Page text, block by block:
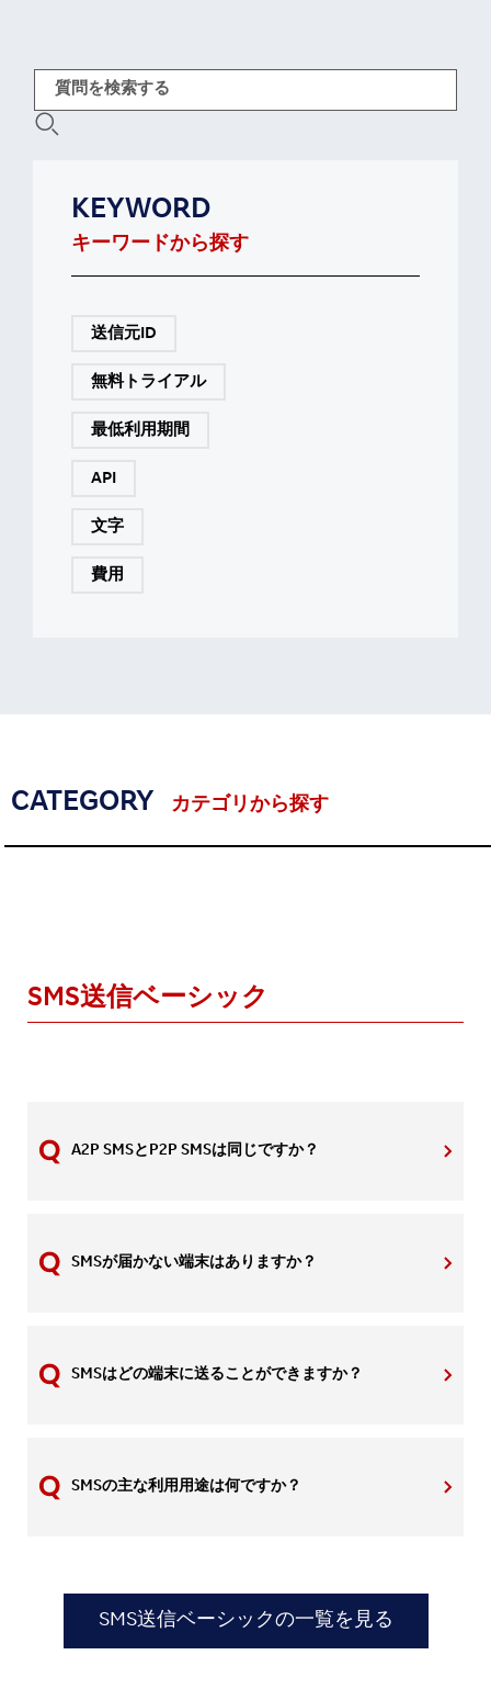
KEYWORD
キーワードから探す
送信元ID
無料トライアル
最低利用期間
API
文字
費用
CATEGORY カテゴリから探す
SMS送信ベーシック
A2P SMSとP2P SMSは同じですか？
SMSが届かない端末はありますか？
SMSはどの端末に送ることができますか？
SMSの主な利用用途は何ですか？
SMS送信ベーシックの一覧を見る